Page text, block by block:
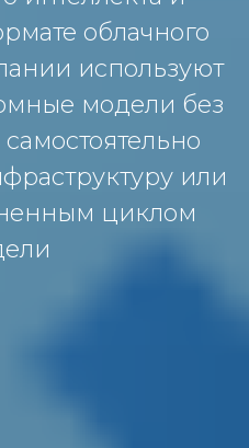
облачного
используют
модели без
или
циклом